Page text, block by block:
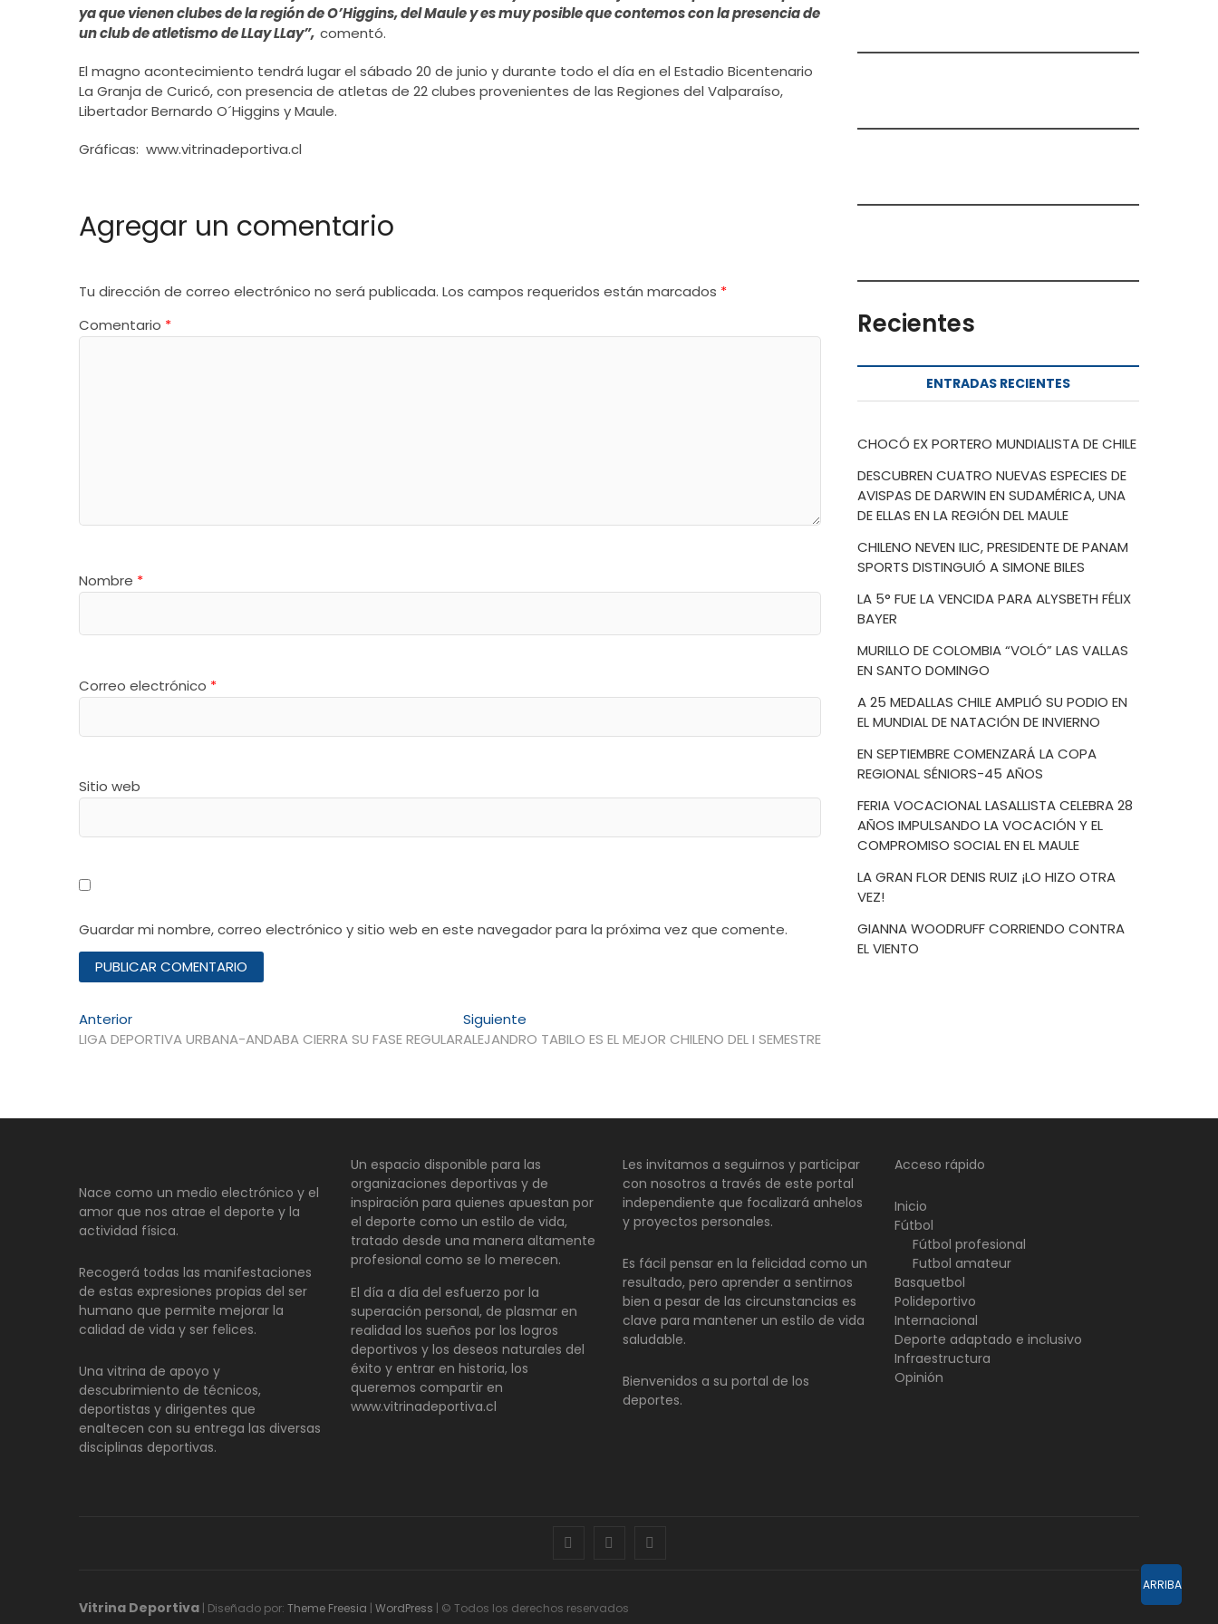
ya que vienen clubes de la región de O’Higgins, del Maule y es muy posible que contemos con la presencia de
un club de atletismo de LLay LLay”, comentó.
El magno acontecimiento tendrá lugar el sábado 20 de junio y durante todo el día en el Estadio Bicentenario
La Granja de Curicó, con presencia de atletas de 22 clubes provenientes de las Regiones del Valparaíso,
Libertador Bernardo O´Higgins y Maule.
Gráficas: www.vitrinadeportiva.cl
Agregar un comentario
Tu dirección de correo electrónico no será publicada. Los campos requeridos están marcados *
Comentario *
Nombre *
Correo electrónico *
Sitio web
Guardar mi nombre, correo electrónico y sitio web en este navegador para la próxima vez que comente.
Navegación
de
AnteriorEntrada
anterior:
LIGA DEPORTIVA URBANA-ANDABA CIERRA SU FASE REGULAR
Siguiente
siguiente:
ALEJANDRO TABILO ES EL MEJOR CHILENO DEL I SEMESTRE
Recientes
ENTRADAS RECIENTES
CHOCÓ EX PORTERO MUNDIALISTA DE CHILE
DESCUBREN CUATRO NUEVAS ESPECIES DE
AVISPAS DE DARWIN EN SUDAMÉRICA, UNA
DE ELLAS EN LA REGIÓN DEL MAULE
CHILENO NEVEN ILIC, PRESIDENTE DE PANAM
SPORTS DISTINGUIÓ A SIMONE BILES
LA 5° FUE LA VENCIDA PARA ALYSBETH FÉLIX
BAYER
MURILLO DE COLOMBIA “VOLÓ” LAS VALLAS
EN SANTO DOMINGO
A 25 MEDALLAS CHILE AMPLIÓ SU PODIO EN
EL MUNDIAL DE NATACIÓN DE INVIERNO
EN SEPTIEMBRE COMENZARÁ LA COPA
REGIONAL SÉNIORS-45 AÑOS
FERIA VOCACIONAL LASALLISTA CELEBRA 28
AÑOS IMPULSANDO LA VOCACIÓN Y EL
COMPROMISO SOCIAL EN EL MAULE
LA GRAN FLOR DENIS RUIZ ¡LO HIZO OTRA
VEZ!
GIANNA WOODRUFF CORRIENDO CONTRA
EL VIENTO
Nace como un medio electrónico y el
amor que nos atrae el deporte y la
actividad física.
Recogerá todas las manifestaciones
de estas expresiones propias del ser
humano que permite mejorar la
calidad de vida y ser felices.
Una vitrina de apoyo y
descubrimiento de técnicos,
deportistas y dirigentes que
enaltecen con su entrega las diversas
disciplinas deportivas.
Un espacio disponible para las
organizaciones deportivas y de
inspiración para quienes apuestan por
el deporte como un estilo de vida,
tratado desde una manera altamente
profesional como se lo merecen.
El día a día del esfuerzo por la
superación personal, de plasmar en
realidad los sueños por los logros
deportivos y los deseos naturales del
éxito y entrar en historia, los
queremos compartir en
www.vitrinadeportiva.cl
Les invitamos a seguirnos y participar
con nosotros a través de este portal
independiente que focalizará anhelos
y proyectos personales.
Es fácil pensar en la felicidad como un
resultado, pero aprender a sentirnos
bien a pesar de las circunstancias es
clave para mantener un estilo de vida
saludable.
Bienvenidos a su portal de los
deportes.
Acceso rápido
Inicio
Fútbol
Fútbol profesional
Futbol amateur
Basquetbol
Polideportivo
Internacional
Deporte adaptado e inclusivo
Infraestructura
Opinión
facebook twitter
Vitrina Deportiva | Diseñado por: Theme Freesia | WordPress | © Todos los derechos reservados
ARRIBA